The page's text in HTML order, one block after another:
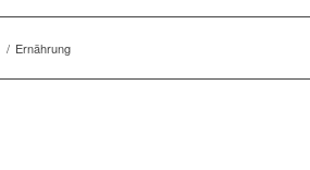
/ Ernährung